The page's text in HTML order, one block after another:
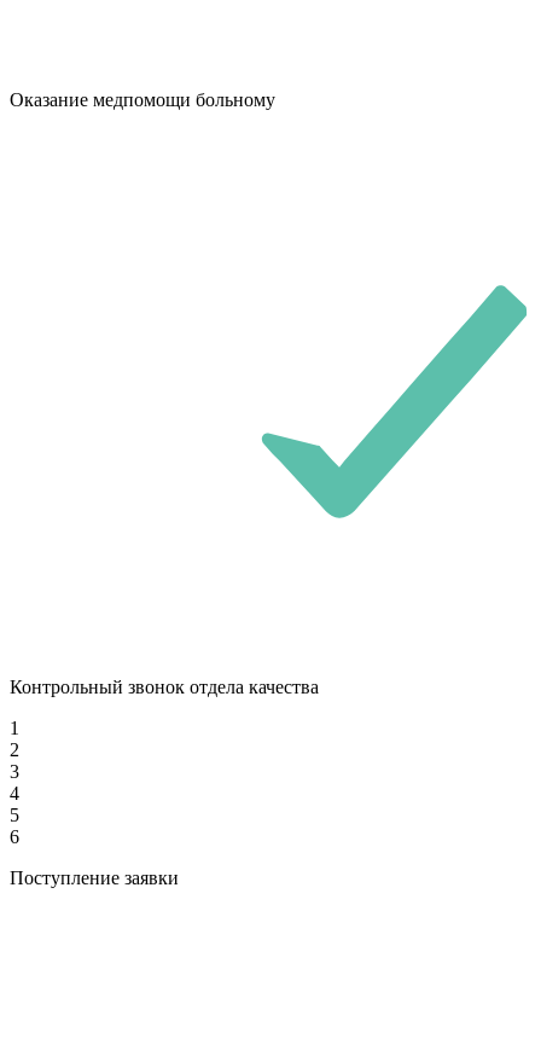
Оказание медпомощи больному
Контрольный звонок отдела качества
1
2
3
4
5
6
Поступление заявки